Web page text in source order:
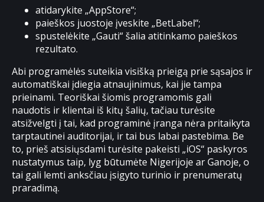
atidarykite „AppStore“;
paieškos juostoje įveskite „BetLabel“;
spustelėkite „Gauti“ šalia atitinkamo paieškos
rezultato.
Abi programėlės suteikia visišką prieigą prie sąsajos ir
automatiškai įdiegia atnaujinimus, kai jie tampa
prieinami. Teoriškai šiomis programomis gali
naudotis ir klientai iš kitų šalių, tačiau turėsite
atsižvelgti į tai, kad programinė įranga nėra pritaikyta
tarptautinei auditorijai, ir tai bus labai pastebima. Be
to, prieš atsisiųsdami turėsite pakeisti „iOS“ paskyros
nustatymus taip, lyg būtumėte Nigerijoje ar Ganoje, o
tai gali lemti anksčiau įsigyto turinio ir prenumeratų
praradimą.